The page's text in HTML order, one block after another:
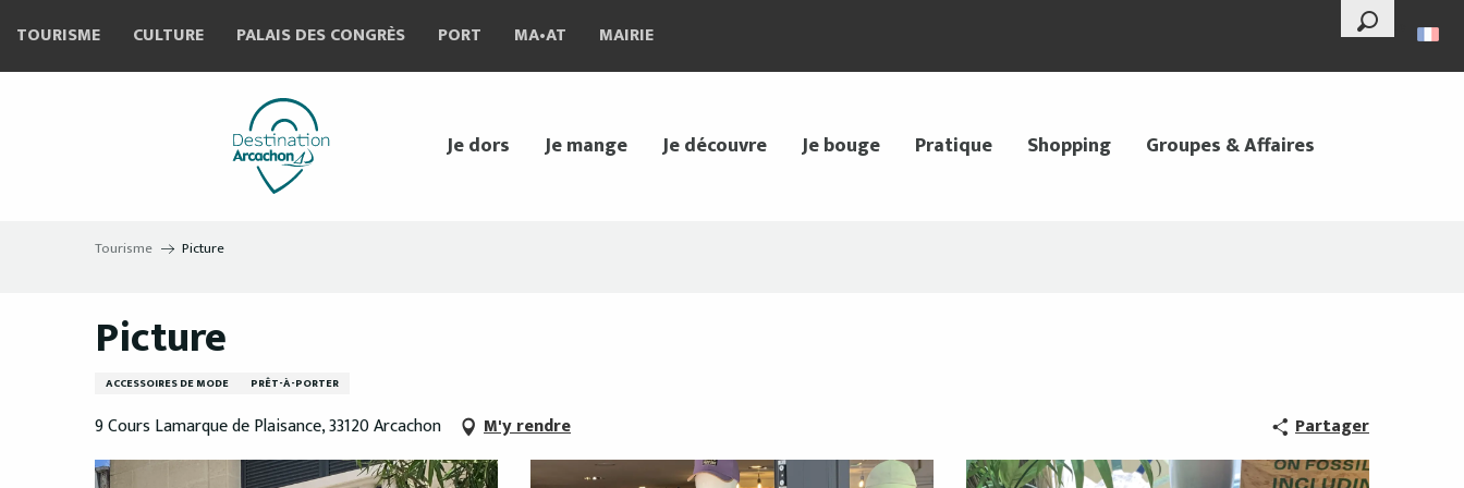
contenu
--°
Recherche
TOURISME CULTURE PALAIS DES CONGRÈS PORT MAIRIE
MA•AT
Je dors Je mange Je découvre Je bouge Pratique Shopping Groupes & Affaires
Tourisme Picture
Picture
ACCESSOIRES DE MODE PRÊT-À-PORTER
9 Cours Lamarque de Plaisance, 33120 Arcachon M'y rendre Partager